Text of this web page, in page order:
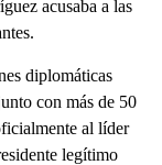
acusaba a las
diplomáticas
con más de 50
al líder
legítimo